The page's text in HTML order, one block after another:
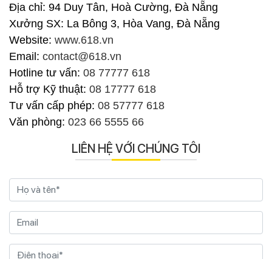
Địa chỉ: 94 Duy Tân, Hoà Cường, Đà Nẵng
Xưởng SX: La Bông 3, Hòa Vang, Đà Nẵng
Website: www.618.vn
Email: contact@618.vn
Hotline tư vấn: 08 77777 618
Hỗ trợ Kỹ thuật: 08 17777 618
Tư vấn cấp phép: 08 57777 618
Văn phòng: 023 66 5555 66
LIÊN HỆ VỚI CHÚNG TÔI